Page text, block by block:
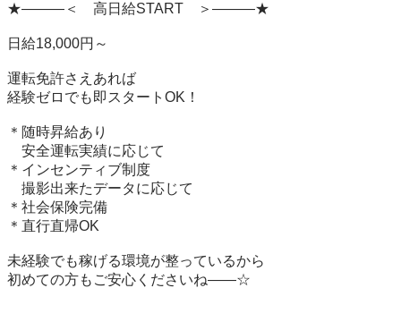
★―――＜　高日給START　＞―――★
日給18,000円～
運転免許さえあれば
経験ゼロでも即スタートOK！
＊随時昇給あり
安全運転実績に応じて
＊インセンティブ制度
撮影出来たデータに応じて
＊社会保険完備
＊直行直帰OK
未経験でも稼げる環境が整っているから
初めての方もご安心くださいね――☆